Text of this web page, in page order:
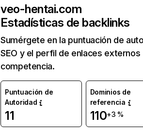
veo-hentai.com
Estadísticas de backlinks
Sumérgete en la puntuación de
SEO y el perfil de enlaces externos
competencia.
Puntuación de
Autoridad
11
Dominios de
referencia
110+3 %